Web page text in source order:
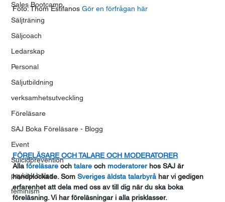
Sales Bootcamp
Säljträning
Säljcoach
Ledarskap
Personal
Säljutbildning
verksamhetsutveckling
Föreläsare
SAJ Boka Föreläsare - Blogg
Event
Suicidprevention
psykisk hälsa
feminism
Foto: Thom Estifanos Gör en förfrågan här
FÖRELÄSARE OCH TALARE OCH MODERATORER
Alla föreläsare och talare och moderatorer hos SAJ är
handplockade. Som Sveriges äldsta talarbyrå har vi gedigen
erfarenhet att dela med oss av till dig när du ska boka
föreläsning. Vi har föreläsningar i alla prisklasser.